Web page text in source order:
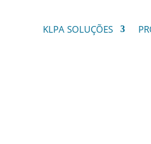
KLPA SOLUÇÕES